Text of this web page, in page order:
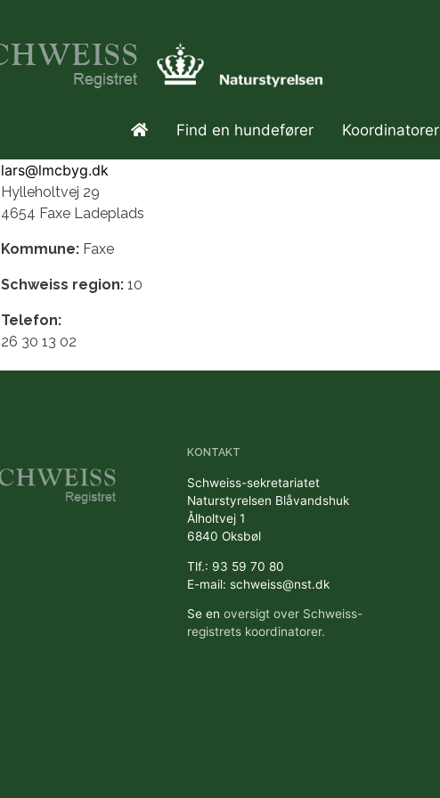
Primær navigation
Find en hundefører Koordinatorer
lars@lmcbyg.dk
Hylleholtvej 29
4654 Faxe Ladeplads
Kommune: Faxe
Schweiss region: 10
Telefon:
26 30 13 02
KONTAKT
Schweiss-sekretariatet
Naturstyrelsen Blåvandshuk
Ålholtvej 1
6840 Oksbøl
Tlf.: 93 59 70 80
E-mail: schweiss@nst.dk
Se enoversigt over Schweiss-
registrets koordinatorer.